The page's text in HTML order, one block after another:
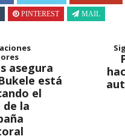
PINTEREST MAIL
asegura
está
el
de la